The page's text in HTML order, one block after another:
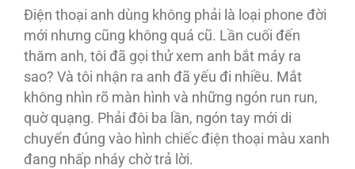
Điện thoại anh dùng không phải là loại phone đời
mới nhưng cũng không quá cũ. Lần cuối đến
thăm anh, tôi đã gọi thử xem anh bắt máy ra
sao? Và tôi nhận ra anh đã yếu đi nhiều. Mắt
không nhìn rõ màn hình và những ngón run run,
quờ quạng. Phải đôi ba lần, ngón tay mới di
chuyển đúng vào hình chiếc điện thoại màu xanh
đang nhấp nháy chờ trả lời.